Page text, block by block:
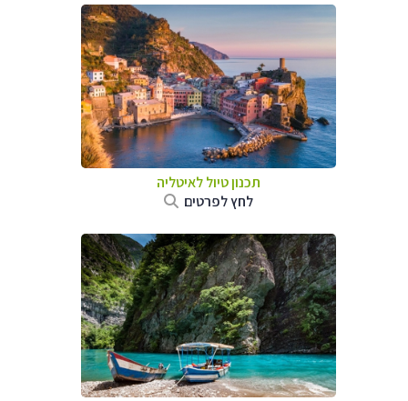
תכנון טיול לאיטליה
לחץ לפרטים